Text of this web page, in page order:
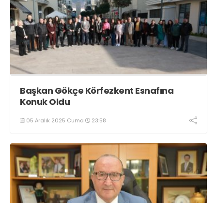
Başkan Gökçe Körfezkent Esnafına
Konuk Oldu
05 Aralık 2025 Cuma 23:58